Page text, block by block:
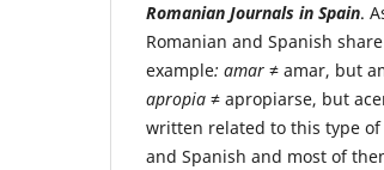
Romanian Journals in Spain.
Romanian and Spanish
example: amar ≠ amar, but
apropia ≠ apropiarse, but
written related to this type
and Spanish and most of